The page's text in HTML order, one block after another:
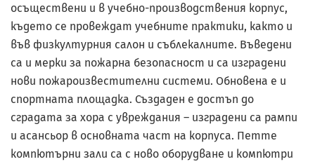
осъществени и в учебно-производствения корпус,
където се провеждат учебните практики, както и
във физкултурния салон и съблекалните. Въведени
са и мерки за пожарна безопасност и са изградени
нови пожароизвестителни системи. Обновена е и
спортната площадка. Създаден е достъп до
сградата за хора с увреждания – изградени са рампи
и асансьор в основната част на корпуса. Петте
компютърни зали са с ново оборудване и компютри